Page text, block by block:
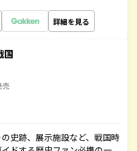
詳細を見る
国
売
史跡、展示施設など、戦国時